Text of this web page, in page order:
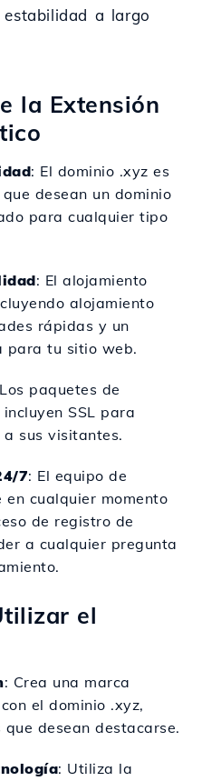
a largo
la Extensión
: El dominio .xyz es
desean un dominio
para cualquier tipo
: El alojamiento
alojamiento
rápidas y un
para tu sitio web.
paquetes de
SSL para
sus visitantes.
7: El equipo de
cualquier momento
de registro de
a cualquier pregunta
el
: Crea una marca
el dominio .xyz,
desean destacarse.
: Utiliza la